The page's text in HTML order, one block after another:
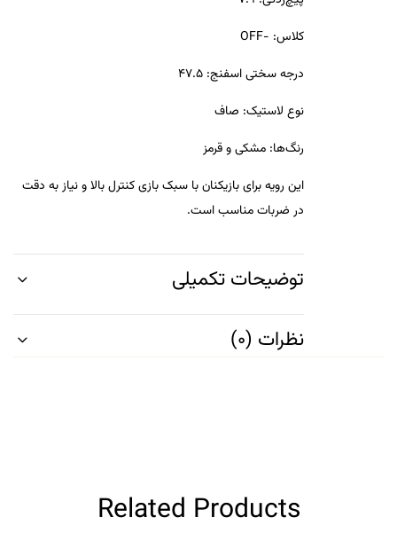
کلاس: -OFF
درجه سختی اسفنج: ۴۷.۵
نوع لاستیک: صاف
رنگ‌ها: مشکی و قرمز
این رویه برای بازیکنان با سبک بازی کنترل بالا و نیاز به دقت
در ضربات مناسب است.
توضیحات تکمیلی
نظرات (0)
Related Products